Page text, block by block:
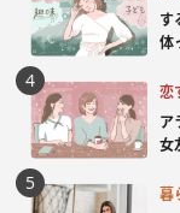
す
体
恋
ア
女
暮